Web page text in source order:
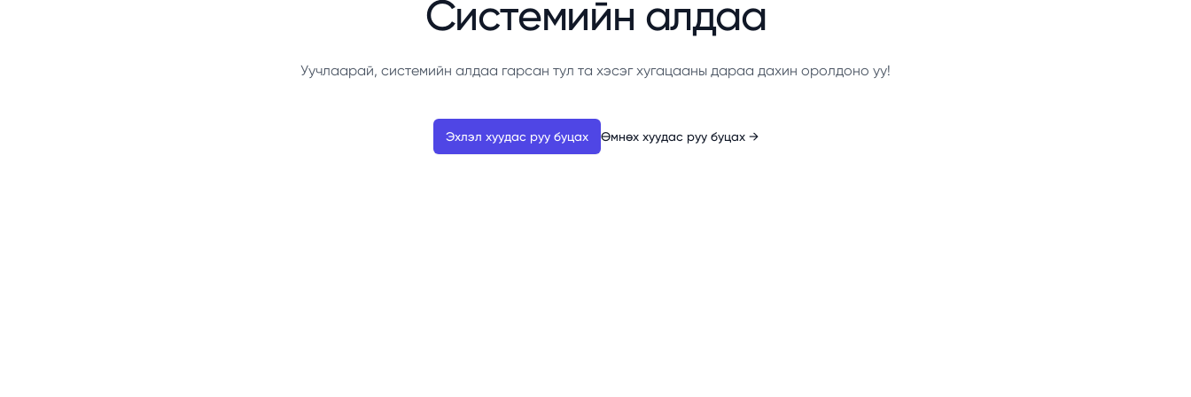
Системийн алдаа
Уучлаарай, системийн алдаа гарсан тул та хэсэг хугацааны дараа дахин оролдоно уу!
Эхлэл хуудас руу буцах Өмнөх хуудас руу буцах →